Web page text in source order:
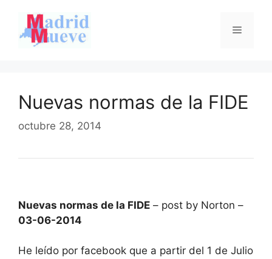
contenido
Menú
Nuevas normas de la FIDE
octubre 28, 2014
Nuevas normas de la FIDE – post by Norton –
03-06-2014
He leído por facebook que a partir del 1 de Julio